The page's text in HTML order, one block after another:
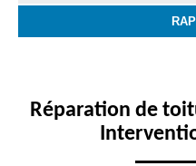
Réparation de